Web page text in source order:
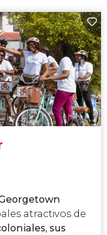
atractivos de
sus